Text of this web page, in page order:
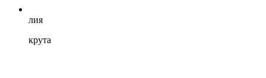
лия
крута